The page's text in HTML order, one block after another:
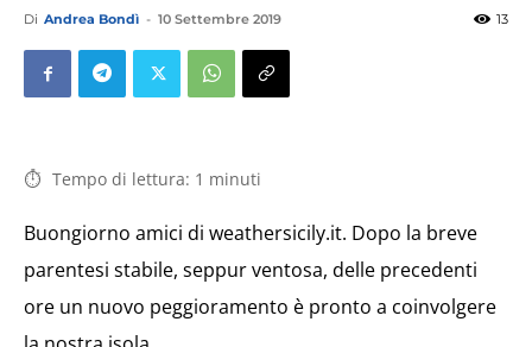
Di Andrea Bondì - 10 Settembre 2019 13
Tempo di lettura: 1 minuti
Buongiorno amici di weathersicily.it. Dopo la breve
parentesi stabile, seppur ventosa, delle precedenti
ore un nuovo peggioramento è pronto a coinvolgere